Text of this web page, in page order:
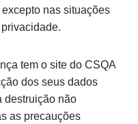
nas situações
tem o site do CSQA
dos seus dados
destruição não
as precauções